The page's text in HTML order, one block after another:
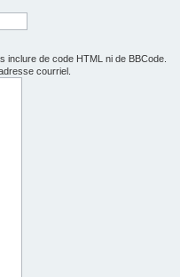
de code HTML ni de BBCode.
courriel.